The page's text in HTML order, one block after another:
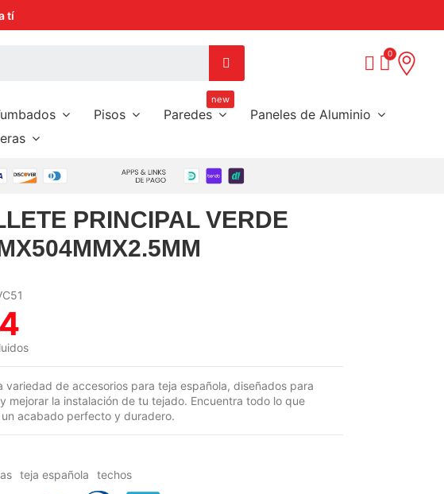
tí
Pisos Paredes
new
Paneles de Aluminio
PRINCIPAL VERDE
variedad de accesorios para teja española, diseñados para
mejorar la instalación de tu tejado. Encuentra todo lo que
acabado perfecto y duradero.
teja española techos